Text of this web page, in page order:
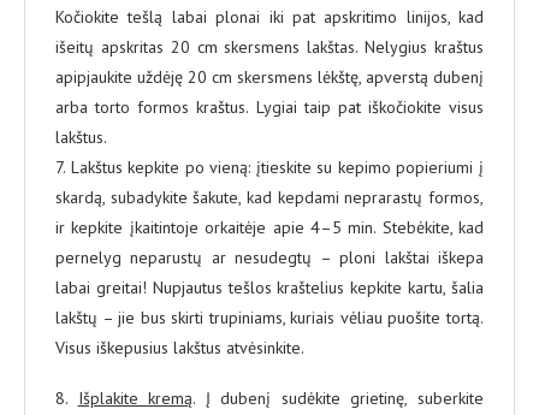
Kočiokite tešlą labai plonai iki pat apskritimo linijos, kad
išeitų apskritas 20 cm skersmens lakštas. Nelygius kraštus
apipjaukite uždėję 20 cm skersmens lėkštę, apverstą dubenį
arba torto formos kraštus. Lygiai taip pat iškočiokite visus
lakštus.
7. Lakštus kepkite po vieną: įtieskite su kepimo popieriumi į
skardą, subadykite šakute, kad kepdami neprarastų formos,
ir kepkite įkaitintoje orkaitėje apie 4–5 min. Stebėkite, kad
pernelyg neparustų ar nesudegtų – ploni lakštai iškepa
labai greitai! Nupjautus tešlos kraštelius kepkite kartu, šalia
lakštų – jie bus skirti trupiniams, kuriais vėliau puošite tortą.
Visus iškepusius lakštus atvėsinkite.
8. Išplakite kremą. Į dubenį sudėkite grietinę, suberkite